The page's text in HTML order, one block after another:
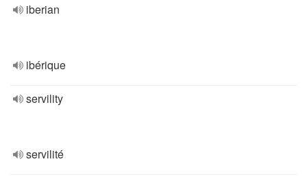
iberian
ibérique
servility
servilité